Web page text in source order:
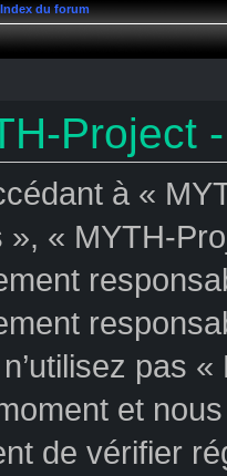
Index du forum
Project
à «
», « MYTH-
pas
et
de vérifier